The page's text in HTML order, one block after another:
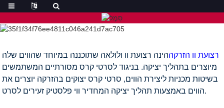
רצועת וו הזרקההינה רצועת וו ולולאה שתוכננה במיוחד שהווים שלה
מיוצרים בתהליך יציקה. בניגוד לסרטי קרס מסורתיים המשתמשים
בשיטות מכניות ליצירת הווים, סרטי קרס יצוקים בהזרקה יוצרים את
הווים באמצעות תהליך יציקה המחדיר ווי פלסטיק זעירים לסרט.